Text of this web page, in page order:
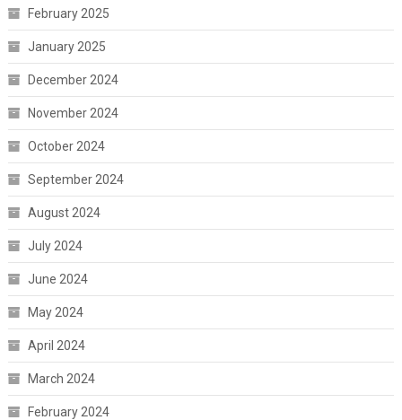
February 2025
January 2025
December 2024
November 2024
October 2024
September 2024
August 2024
July 2024
June 2024
May 2024
April 2024
March 2024
February 2024